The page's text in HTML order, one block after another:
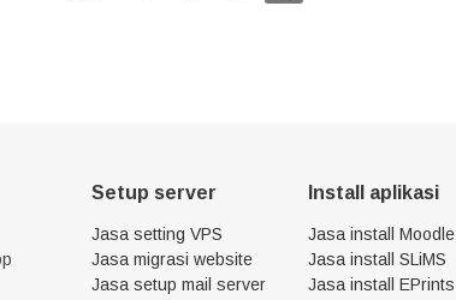
Setup server
Jasa setting VPS
Jasa migrasi website
Jasa setup mail server
Install aplikasi
Jasa install Moodle
Jasa install SLiMS
Jasa install EPrints